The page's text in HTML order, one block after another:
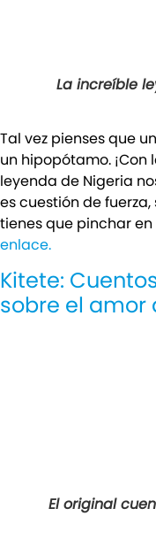
La increíble
Tal vez pienses que
un hipopótamo. ¡Con
leyenda de Nigeria
es cuestión de
tienes que pinchar
enlace.
Kitete:
sobre el amor
El original